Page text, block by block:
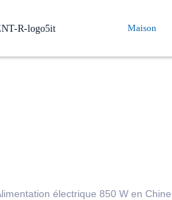
Maison
électrique 850 W en Chine